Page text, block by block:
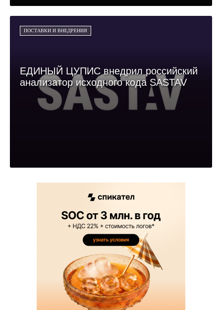
ПОСТАВКИ И ВНЕДРЕНИЯ
ЕДИНЫЙ ЦУПИС внедрил российский
анализатор исходного кода SASTAV